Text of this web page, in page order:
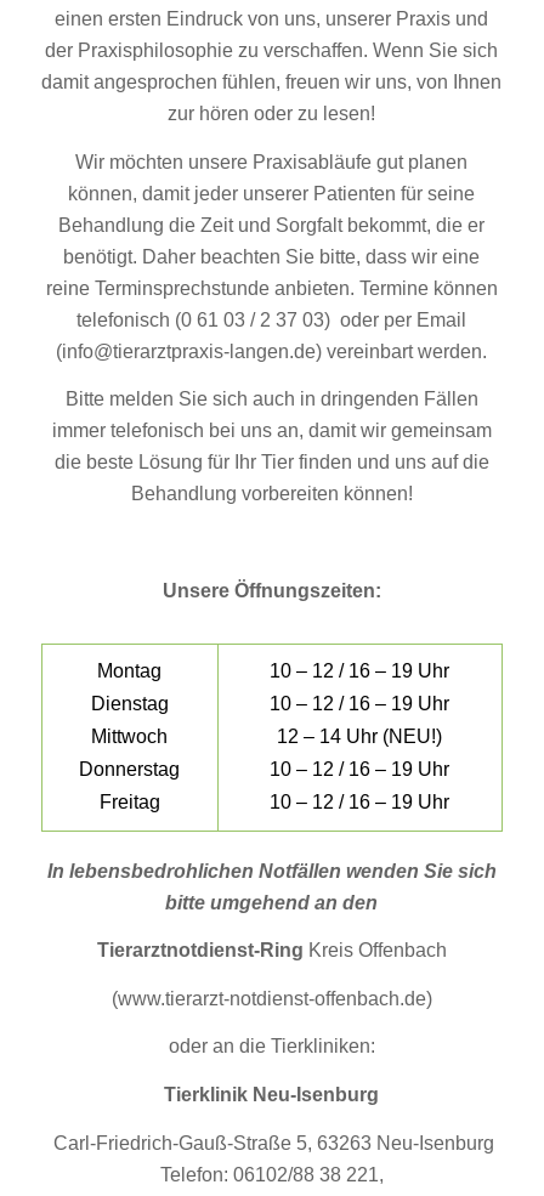
einen ersten Eindruck von uns, unserer Praxis und
der Praxisphilosophie zu verschaffen. Wenn Sie sich
damit angesprochen fühlen, freuen wir uns, von Ihnen
zur hören oder zu lesen!
Wir möchten unsere Praxisabläufe gut planen
können, damit jeder unserer Patienten für seine
Behandlung die Zeit und Sorgfalt bekommt, die er
benötigt. Daher beachten Sie bitte, dass wir eine
reine Terminsprechstunde anbieten. Termine können
telefonisch (0 61 03 / 2 37 03) oder per Email
(info@tierarztpraxis-langen.de) vereinbart werden.
Bitte melden Sie sich auch in dringenden Fällen
immer telefonisch bei uns an, damit wir gemeinsam
die beste Lösung für Ihr Tier finden und uns auf die
Behandlung vorbereiten können!
Unsere Öffnungszeiten:
Montag
Dienstag
Mittwoch
Donnerstag
Freitag
10 – 12 / 16 – 19 Uhr
10 – 12 / 16 – 19 Uhr
12 – 14 Uhr (NEU!)
10 – 12 / 16 – 19 Uhr
10 – 12 / 16 – 19 Uhr
In lebensbedrohlichen Notfällen wenden Sie sich
bitte umgehend an den
Tierarztnotdienst-Ring Kreis Offenbach
(www.tierarzt-notdienst-offenbach.de)
oder an die Tierkliniken:
Tierklinik Neu-Isenburg
Carl-Friedrich-Gauß-Straße 5, 63263 Neu-Isenburg
Telefon: 06102/88 38 221,